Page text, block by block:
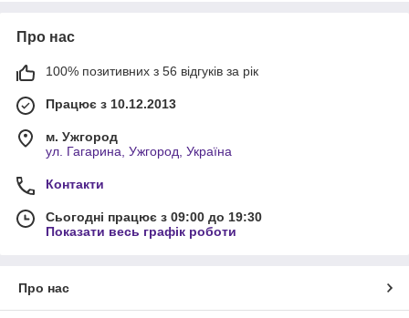
Про нас
100% позитивних з 56 відгуків за рік
Працює з 10.12.2013
м. Ужгород
ул. Гагарина, Ужгород, Україна
Контакти
Сьогодні працює з 09:00 до 19:30
Показати весь графік роботи
Про нас